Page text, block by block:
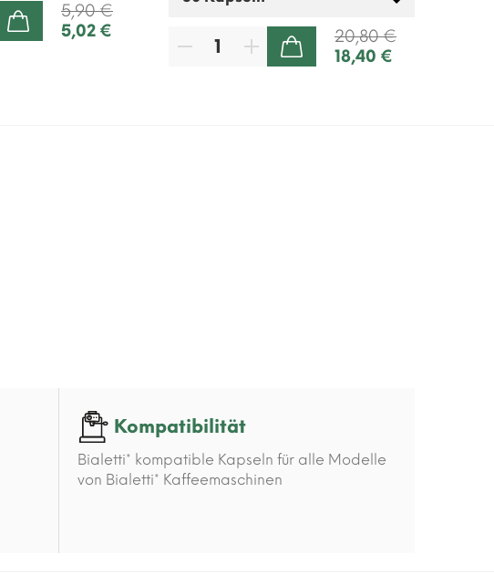
5,90 €
5,02 €
20,80 €
18,40 €
Kompatibilität
Bialetti* kompatible Kapseln für alle Modelle
von Bialetti* Kaffeemaschinen